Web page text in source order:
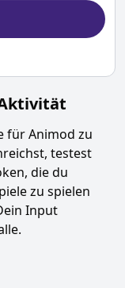
fürAnimod zu
testest
die du
zu spielen
Input